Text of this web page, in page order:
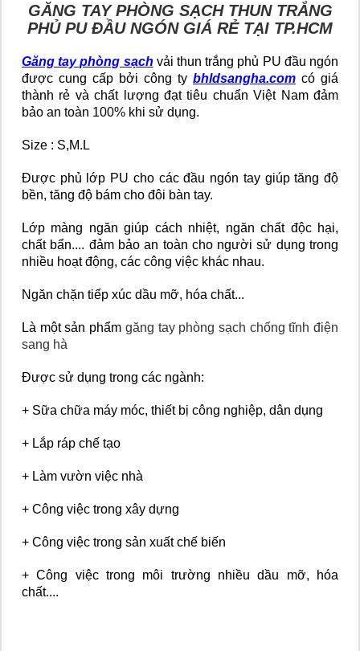
GĂNG TAY PHÒNG SẠCH THUN TRẮNG
PHỦ PU ĐẦU NGÓN GIÁ RẺ TẠI TP.HCM
Găng tay phòng sạch vải thun trắng phủ PU đầu ngón
được cung cấp bởi công ty bhldsangha.com có giá
thành rẻ và chất lượng đạt tiêu chuẩn Việt Nam đảm
bảo an toàn 100% khi sử dụng.
Size : S,M.L
Được phủ lớp PU cho các đầu ngón tay giúp tăng độ
bền, tăng độ bám cho đôi bàn tay.
Lớp màng ngăn giúp cách nhiệt, ngăn chất độc hại,
chất bẩn.... đảm bảo an toàn cho người sử dụng trong
nhiều hoạt động, các công việc khác nhau.
Ngăn chặn tiếp xúc dầu mỡ, hóa chất...
Là một sản phẩm găng tay phòng sạch chống tĩnh điện
sang hà
Được sử dụng trong các ngành:
+ Sữa chữa máy móc, thiết bị công nghiệp, dân dụng
+ Lắp ráp chế tạo
+ Làm vườn việc nhà
+ Công việc trong xây dựng
+ Công việc trong sản xuất chế biến
+ Công việc trong môi trường nhiều dầu mỡ, hóa
chất....